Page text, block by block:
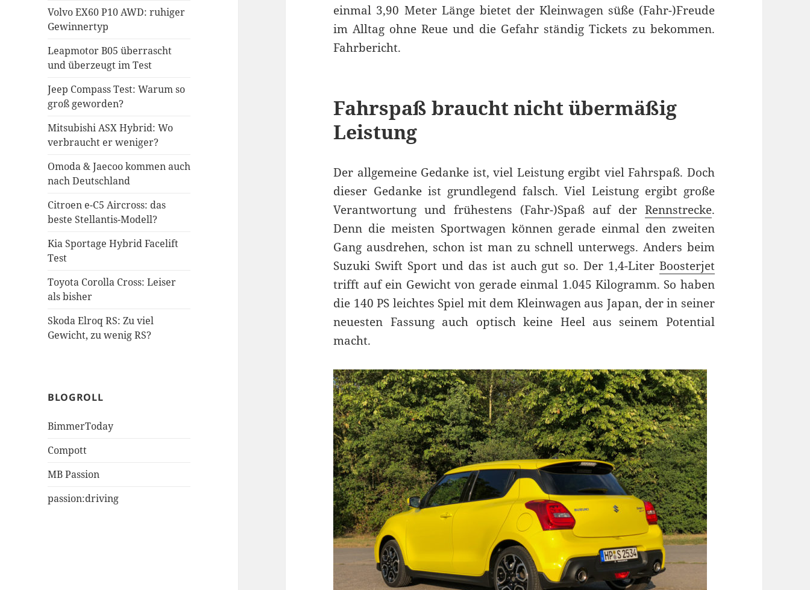
Volvo EX60 P10 AWD: ruhiger
Gewinnertyp
Leapmotor B05 überrascht
und überzeugt im Test
Jeep Compass Test: Warum so
groß geworden?
Mitsubishi ASX Hybrid: Wo
verbraucht er weniger?
Omoda & Jaecoo kommen auch
nach Deutschland
Citroen e-C5 Aircross: das
beste Stellantis-Modell?
Kia Sportage Hybrid Facelift
Test
Toyota Corolla Cross: Leiser
als bisher
Skoda Elroq RS: Zu viel
Gewicht, zu wenig RS?
BLOGROLL
BimmerToday
Compott
MB Passion
passion:driving
einmal 3,90 Meter Länge bietet der Kleinwagen süße (Fahr-)Freude
im Alltag ohne Reue und die Gefahr ständig Tickets zu bekommen.
Fahrbericht.
Fahrspaß braucht nicht übermäßig
Leistung
Der allgemeine Gedanke ist, viel Leistung ergibt viel Fahrspaß. Doch
dieser Gedanke ist grundlegend falsch. Viel Leistung ergibt große
Verantwortung und frühestens (Fahr-)Spaß auf der Rennstrecke.
Denn die meisten Sportwagen können gerade einmal den zweiten
Gang ausdrehen, schon ist man zu schnell unterwegs. Anders beim
Suzuki Swift Sport und das ist auch gut so. Der 1,4-Liter Boosterjet
trifft auf ein Gewicht von gerade einmal 1.045 Kilogramm. So haben
die 140 PS leichtes Spiel mit dem Kleinwagen aus Japan, der in seiner
neuesten Fassung auch optisch keine Heel aus seinem Potential
macht.